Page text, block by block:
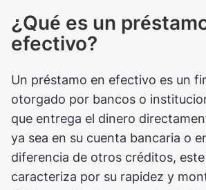
¿Qué es un
efectivo?
Un préstamo en efectivo es un
otorgado por bancos o
que entrega el dinero
ya sea en su cuenta bancaria o
diferencia de otros créditos,
caracteriza por su rapidez y